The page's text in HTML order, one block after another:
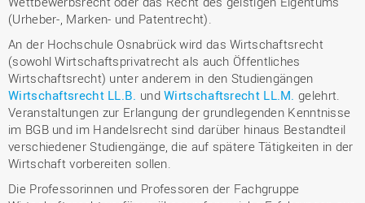
(Urheber-, Marken- und Patentrecht).
An der Hochschule Osnabrück wird das Wirtschaftsrecht
(sowohl Wirtschaftsprivatrecht als auch Öffentliches
Wirtschaftsrecht) unter anderem in den Studiengängen
Wirtschaftsrecht LL.B. undWirtschaftsrecht LL.M. gelehrt.
Veranstaltungen zur Erlangung der grundlegenden Kenntnisse
im BGB und im Handelsrecht sind darüber hinaus Bestandteil
verschiedener Studiengänge, die auf spätere Tätigkeiten in der
Wirtschaft vorbereiten sollen.
Die Professorinnen und Professoren der Fachgruppe